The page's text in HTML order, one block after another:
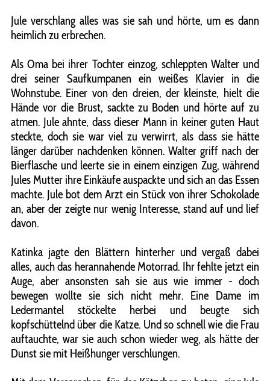
Jule verschlang alles was sie sah und hörte, um es dann
heimlich zu erbrechen.
Als Oma bei ihrer Tochter einzog, schleppten Walter und
drei seiner Saufkumpanen ein weißes Klavier in die
Wohnstube. Einer von den dreien, der kleinste, hielt die
Hände vor die Brust, sackte zu Boden und hörte auf zu
atmen. Jule ahnte, dass dieser Mann in keiner guten Haut
steckte, doch sie war viel zu verwirrt, als dass sie hätte
länger darüber nachdenken können. Walter griff nach der
Bierflasche und leerte sie in einem einzigen Zug, während
Jules Mutter ihre Einkäufe auspackte und sich an das Essen
machte. Jule bot dem Arzt ein Stück von ihrer Schokolade
an, aber der zeigte nur wenig Interesse, stand auf und lief
davon.
Katinka jagte den Blättern hinterher und vergaß dabei
alles, auch das herannahende Motorrad. Ihr fehlte jetzt ein
Auge, aber ansonsten sah sie aus wie immer - doch
bewegen wollte sie sich nicht mehr. Eine Dame im
Ledermantel stöckelte herbei und beugte sich
kopfschüttelnd über die Katze. Und so schnell wie die Frau
auftauchte, war sie auch schon wieder weg, als hätte der
Dunst sie mit Heißhunger verschlungen.